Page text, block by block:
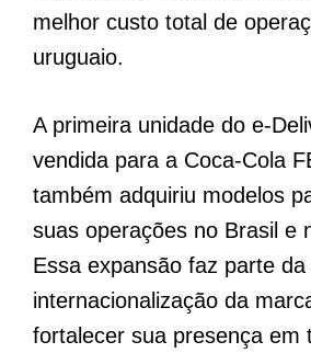
melhor custo total de
uruguaio.
A primeira unidade do e-
vendida para a Coca-Cola
também adquiriu modelos
suas operações no Brasil e
Essa expansão faz parte
internacionalização da
fortalecer sua presença em